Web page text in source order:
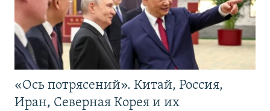
«Ось потрясений». Китай, Россия,
Иран, Северная Корея и их